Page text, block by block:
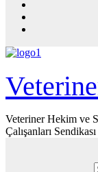
Veteriner Hekim ve
Çalışanları Sendikası